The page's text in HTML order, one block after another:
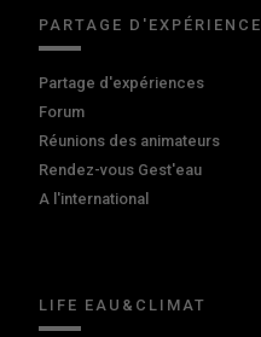
PARTAGE
Partage d'expériences
Forum
Réunions des animateurs
Rendez-vous Gest'eau
A l'international
LIFE EAU&CLIMAT